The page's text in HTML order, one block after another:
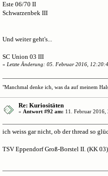
Este 06/70 II
Schwarzenbek III
Und weiter geht's...
SC Union 03 III
« Letzte Änderung: 05. Februar 2016,
"Manchmal denke ich, was da auf meinem
Re: Kuriositäten
« Antwort #92 am: 11. Februar 2016,
ich weiss gar nicht, ob der thread so
TSV Eppendorf Groß-Borstel II. (KK 03)